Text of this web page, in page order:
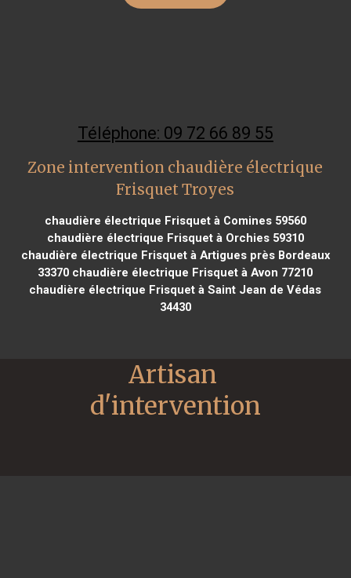
Téléphone: 09 72 66 89 55
Zone intervention chaudière électrique
Frisquet Troyes
chaudière électrique Frisquet à Comines 59560
chaudière électrique Frisquet à Orchies 59310
chaudière électrique Frisquet à Artigues près Bordeaux
33370 chaudière électrique Frisquet à Avon 77210
chaudière électrique Frisquet à Saint Jean de Védas
34430
Artisan
d'intervention